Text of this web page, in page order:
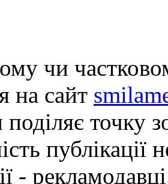
чи
на сайт
точку
публікації
-